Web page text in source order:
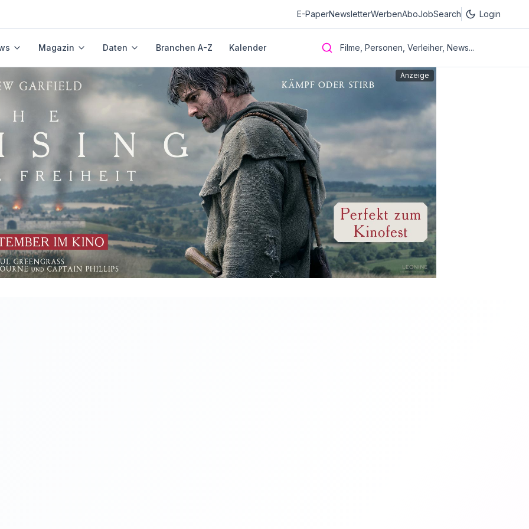
E-PaperNewsletterWerbenAboJobSearch Login
Magazin Daten Branchen A-Z Kalender Filme, Personen, Verleiher, News...
Anzeige